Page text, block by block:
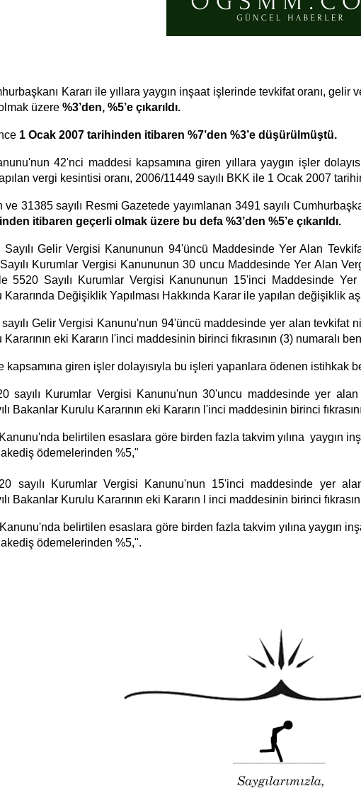
Kararı ile yıllara yaygın inşaat işlerinde tevkifat oranı,
üzere %3’den, %5’e çıkarıldı.
1 Ocak 2007 tarihinden itibaren %7’den %3’e düşürülmüştü.
42'nci maddesi kapsamına giren yıllara yaygın işler
vergi kesintisi oranı, 2006/11449 sayılı BKK ile 1 Ocak 2007
31385 sayılı Resmi Gazetede yayımlanan 3491 sayılı
itibaren geçerli olmak üzere bu defa %3’den %5’e çıkarıldı.
Sayılı Gelir Vergisi Kanununun 94'üncü Maddesinde Yer Alan
Kurumlar Vergisi Kanununun 30 uncu Maddesinde Yer Alan
5520 Sayılı Kurumlar Vergisi Kanununun 15'inci Maddesinde
Değişiklik Yapılması Hakkında Karar ile yapılan değişiklik
Gelir Vergisi Kanunu'nun 94'üncü maddesinde yer alan tevkifat
eki Kararın l'inci maddesinin birinci fıkrasının (3) numaralı
kapsamına giren işler dolayısıyla bu işleri yapanlara ödenen istihkak
sayılı Kurumlar Vergisi Kanunu'nun 30'uncu maddesinde yer
Bakanlar Kurulu Kararının eki Kararın l'inci maddesinin birinci
belirtilen esaslara göre birden fazla takvim yılına yaygın
ödemelerinden %5,"
sayılı Kurumlar Vergisi Kanunu'nun 15'inci maddesinde yer
Bakanlar Kurulu Kararının eki Kararın l inci maddesinin birinci
belirtilen esaslara göre birden fazla takvim yılına yaygın
ödemelerinden %5,".